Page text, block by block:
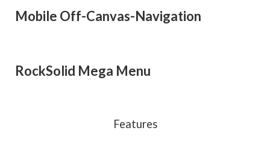
Mobile Off-Canvas-Navigation
RockSolid Mega Menu
Features